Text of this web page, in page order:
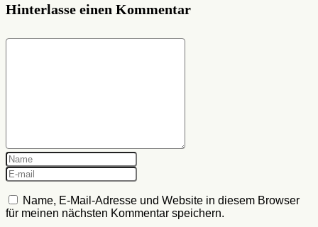
Hinterlasse einen Kommentar
Name, E-Mail-Adresse und Website in diesem Browser
für meinen nächsten Kommentar speichern.